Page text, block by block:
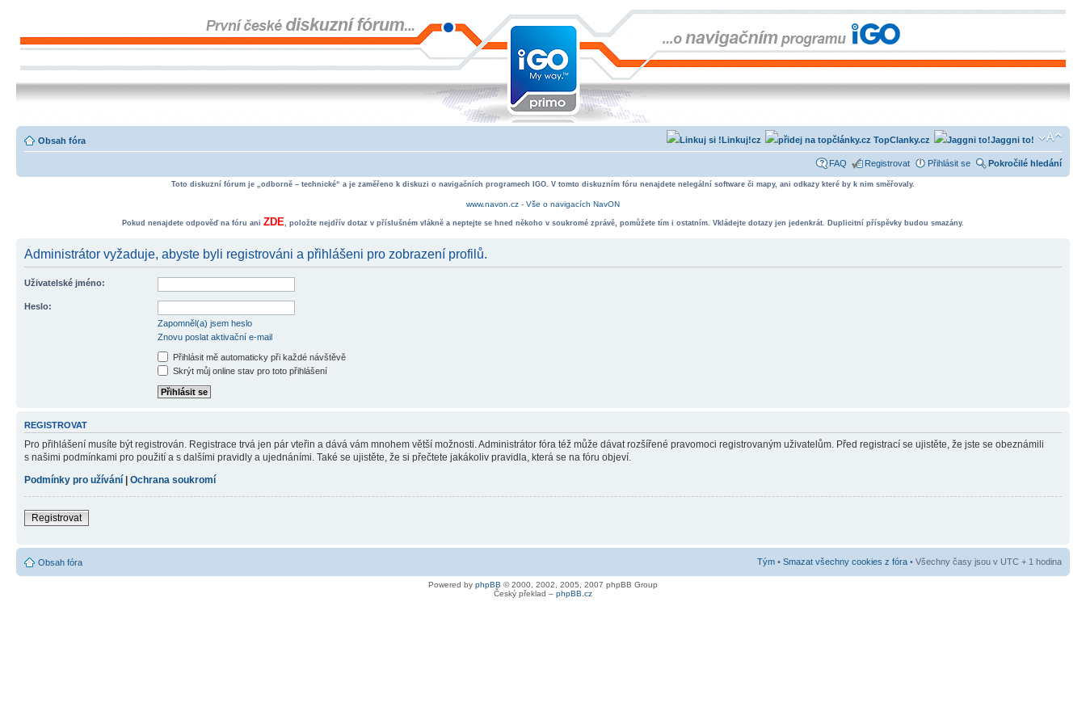
Obsah fóra Jaggni to!
TopClanky.cz
Linkuj!cz
FAQ Registrovat Přihlásit se Pokročilé hledání
Toto diskuzní fórum je „odborně – technické“ a je zaměřeno k diskuzi o navigačních programech IGO. V tomto diskuzním fóru nenajdete nelegální software či mapy, ani odkazy které by k nim směřovaly.
www.navon.cz - Vše o navigacích NavON
Pokud nenajdete odpověď na fóru ani ZDE, položte nejdřív dotaz v příslušném vlákně a neptejte se hned někoho v soukromé zprávě, pomůžete tím i ostatním. Vkládejte dotazy jen jedenkrát. Duplicitní příspěvky budou smazány.
Administrátor vyžaduje, abyste byli registrováni a přihlášeni pro zobrazení profilů.
Uživatelské jméno:
Heslo:
Zapomněl(a) jsem heslo
Znovu poslat aktivační e-mail
Přihlásit mě automaticky při každé návštěvě
Skrýt můj online stav pro toto přihlášení
REGISTROVAT
Pro přihlášení musíte být registrován. Registrace trvá jen pár vteřin a dává vám mnohem větší možnosti. Administrátor fóra též může dávat rozšířené pravomoci registrovaným uživatelům. Před registrací se ujistěte, že jste se obeznámili
s našimi podmínkami pro použití a s dalšími pravidly a ujednáními. Také se ujistěte, že si přečtete jakákoliv pravidla, která se na fóru objeví.
Podmínky pro užívání | Ochrana soukromí
Registrovat
Obsah fóra Tým • Smazat všechny cookies z fóra • Všechny časy jsou v UTC + 1 hodina
Powered by phpBB © 2000, 2002, 2005, 2007 phpBB Group
Český překlad – phpBB.cz